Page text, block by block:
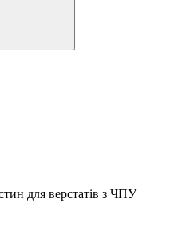
для верстатів з ЧПУ